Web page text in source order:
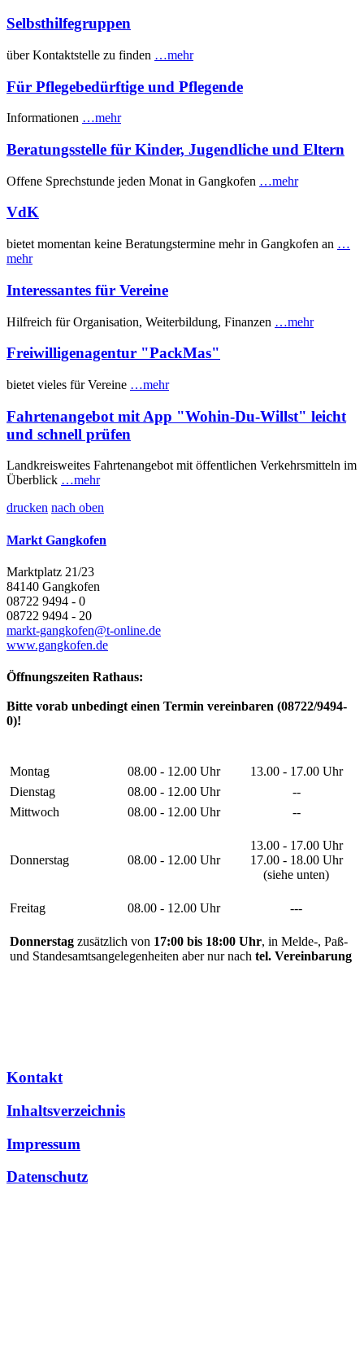
Selbsthilfegruppen
über Kontaktstelle zu finden …mehr
Für Pflegebedürftige und Pflegende
Informationen …mehr
Beratungsstelle für Kinder, Jugendliche und Eltern
Offene Sprechstunde jeden Monat in Gangkofen …mehr
VdK
bietet momentan keine Beratungstermine mehr in Gangkofen an …
mehr
Interessantes für Vereine
Hilfreich für Organisation, Weiterbildung, Finanzen …mehr
Freiwilligenagentur "PackMas"
bietet vieles für Vereine …mehr
Fahrtenangebot mit App "Wohin-Du-Willst" leicht
und schnell prüfen
Landkreisweites Fahrtenangebot mit öffentlichen Verkehrsmitteln im
Überblick …mehr
drucken nach oben
Markt Gangkofen
Marktplatz 21/23
84140 Gangkofen
08722 9494 - 0
08722 9494 - 20
markt-gangkofen@t-online.de
www.gangkofen.de
Öffnungszeiten Rathaus:
Bitte vorab unbedingt einen Termin vereinbaren (08722/9494-
0)!
Montag 08.00 - 12.00 Uhr
13.00 - 17.00 Uhr
Dienstag
08.00 - 12.00 Uhr
--
Mittwoch
08.00 - 12.00 Uhr --
Donnerstag 08.00 - 12.00 Uhr
13.00 - 17.00 Uhr
17.00 - 18.00 Uhr
(siehe unten)
Freitag 08.00 - 12.00 Uhr ---
Donnerstag zusätzlich von 17:00 bis 18:00 Uhr, in Melde-, Paß-
und Standesamtsangelegenheiten aber nur nach tel. Vereinbarung
Kontakt
Inhaltsverzeichnis
Impressum
Datenschutz